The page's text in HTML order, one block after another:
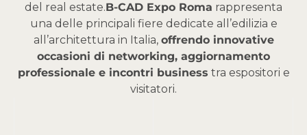
del real estate.B-CAD Expo Roma rappresenta
una delle principali fiere dedicate all’edilizia e
all’architettura in Italia, offrendo innovative
occasioni di networking, aggiornamento
professionale e incontri business tra espositori e
visitatori.